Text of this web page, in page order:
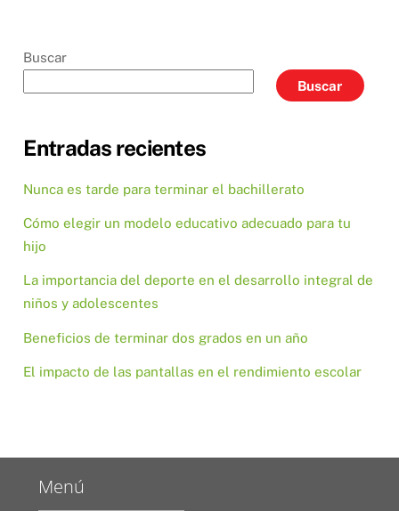
Buscar
Buscar
Entradas recientes
Nunca es tarde para terminar el bachillerato
Cómo elegir un modelo educativo adecuado para tu
hijo
La importancia del deporte en el desarrollo integral de
niños y adolescentes
Beneficios de terminar dos grados en un año
El impacto de las pantallas en el rendimiento escolar
Menú